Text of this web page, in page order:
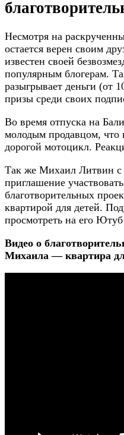
Несмотря на
остается верен своим
известен своей
популярным блогерам.
разыгрывает деньги (от
призы среди своих
Во время отпуска на
молодым продавцом, что
дорогой мотоцикл.
Так же Михаил Литвин с
приглашение
благотворительных
квартирой для детей.
просмотреть на его Ютуб
Видео о
Михаила — квартира